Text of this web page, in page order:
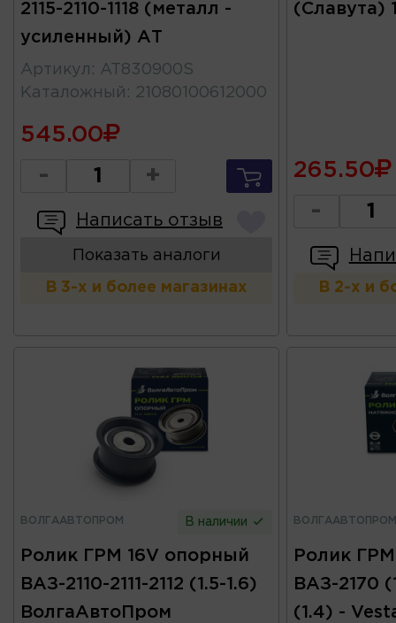
2115-2110-1118 (металл -
усиленный) АТ
Артикул : AT830900S
Каталожный : 21080100612000
545.00
- +
Написать отзыв
Показать аналоги
В 3-х и более магазинах
(Славута)
265.50
-
В 2-х и
ВОЛГААВТОПРОМ В наличии
Ролик ГРМ 16V опорный
ВАЗ-2110-2111-2112 (1.5-1.6)
ВолгаАвтоПром
ВОЛГААВТОПРОМ
Ролик
ВАЗ-2170
(1.4) -